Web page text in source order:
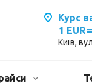
Курс
1 EUR=
Київ,